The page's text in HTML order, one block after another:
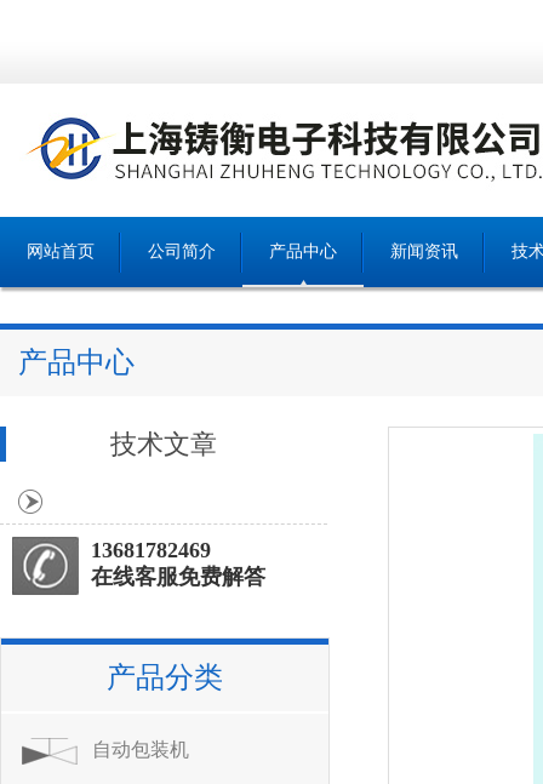
网站首页 公司简介 产品中心 新闻资讯 技
产品中心
技术文章
13681782469
在线客服免费解答
产品分类
自动包装机